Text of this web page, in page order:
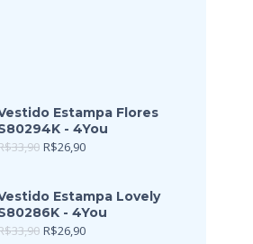
Estampa Flores
- 4You
33,90 R$26,90
Estampa Lovely
- 4You
33,90 R$26,90